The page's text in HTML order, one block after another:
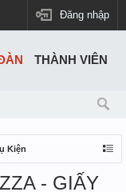
Đăng nhập
Kiện
- GIẤY
THÀNH VIÊN